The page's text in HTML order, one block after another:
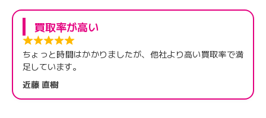
買取率が高い
ちょっと時間はかかりましたが、他社より高い買取率で満
足しています。
近藤 直樹